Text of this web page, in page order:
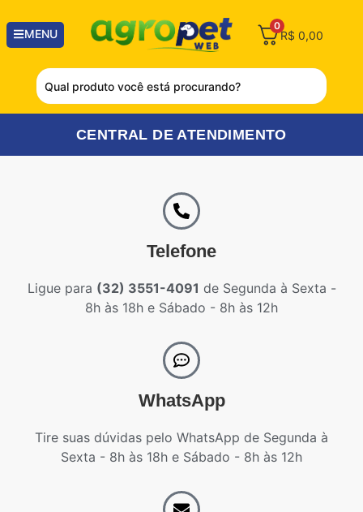
MENU
0
R$ 0,00
CENTRAL DE ATENDIMENTO
Telefone
Ligue para (32) 3551-4091 de Segunda à Sexta -
8h às 18h e Sábado - 8h às 12h
WhatsApp
Tire suas dúvidas pelo WhatsApp de Segunda à
Sexta - 8h às 18h e Sábado - 8h às 12h